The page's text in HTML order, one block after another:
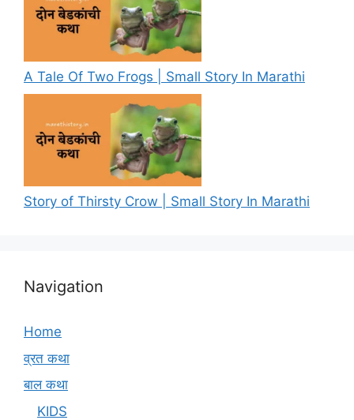
A Tale Of Two Frogs | Small Story In Marathi
Story of Thirsty Crow | Small Story In Marathi
Navigation
Home
व्रत कथा
बाल कथा
KIDS